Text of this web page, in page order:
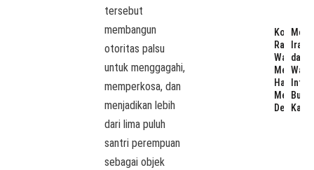
tersebut
membangun
otoritas palsu
untuk menggagahi,
memperkosa, dan
menjadikan lebih
dari lima puluh
santri perempuan
sebagai objek
Koperasi
Rasa
Hatta,
Desa
Iran,
dan
Bung